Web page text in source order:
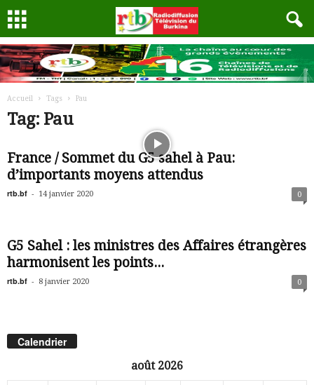
Accueil Tags Pau
Tag: Pau
France / Sommet du G5 sahel à Pau:
d’importants moyens attendus
rtb.bf - 14 janvier 2020 0
G5 Sahel : les ministres des Affaires étrangères
harmonisent les points...
rtb.bf - 8 janvier 2020 0
Calendrier
août 2026